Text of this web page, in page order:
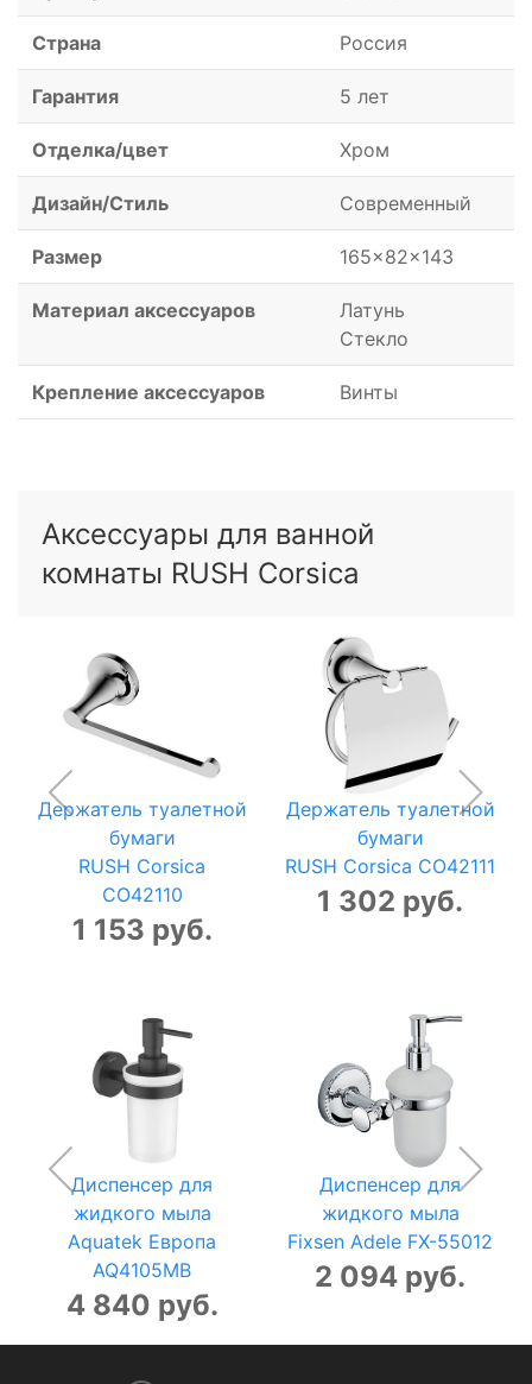
Страна Россия
Гарантия 5 лет
Отделка/цвет Хром
Дизайн/Стиль Современный
Размер 165x82x143
Материал аксессуаров
Латунь
Стекло
Крепление аксессуаров Винты
Аксессуары для ванной
комнаты RUSH Corsica
Держатель туалетной
бумаги
RUSH Corsica
CO42110
1 153 руб.
Держатель туалетной
бумаги
RUSH Corsica CO42111
1 302 руб.
Диспенсер для
жидкого мыла
Aquatek Европа
AQ4105MB
4 840 руб.
Диспенсер для
жидкого мыла
Fixsen Adele FX-55012
2 094 руб.